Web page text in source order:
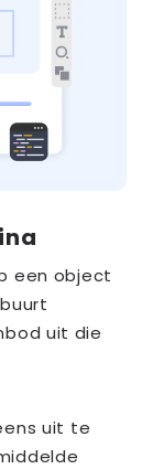
een object
uit die
uit te